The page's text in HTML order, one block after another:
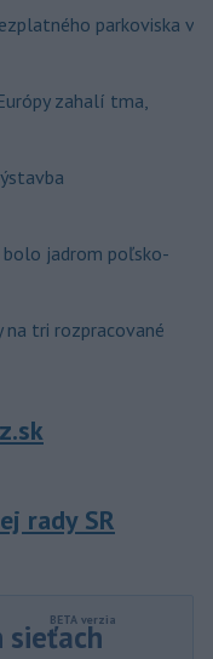
parkoviska v
zahalí tma,
bolo jadrom poľsko-
tri rozpracované
rady SR
sieťach